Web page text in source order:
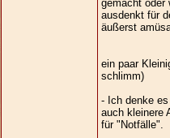
gemacht oder
ausdenkt für
äußerst
ein paar
schlimm)
- Ich denke
auch kleinere
für "Notfälle".